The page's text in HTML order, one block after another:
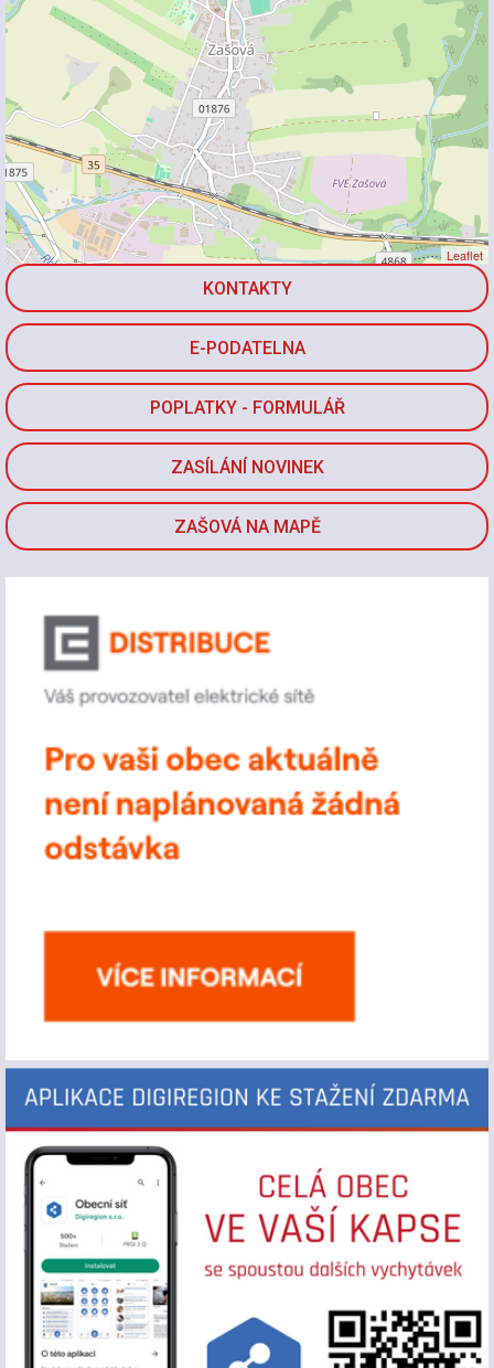
KONTAKTY
E-PODATELNA
POPLATKY - FORMULÁŘ
ZASÍLÁNÍ NOVINEK
ZAŠOVÁ NA MAPĚ
Leaflet